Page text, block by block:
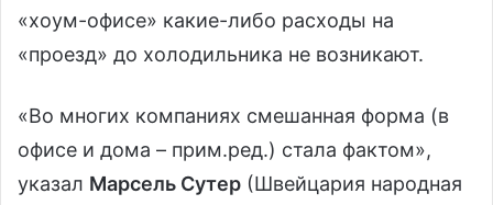
«хоум-офисе» какие-либо расходы на
«проезд» до холодильника не возникают.
«Во многих компаниях смешанная форма (в
офисе и дома – прим.ред.) стала фактом»,
указал Марсель Сутер (Швейцария народная